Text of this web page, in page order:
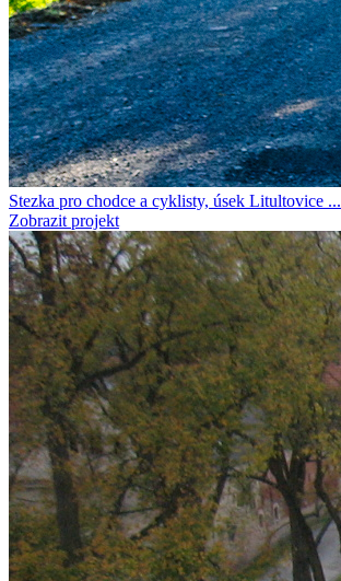
Stezka pro chodce a cyklisty, úsek Litultovice ...
Zobrazit projekt